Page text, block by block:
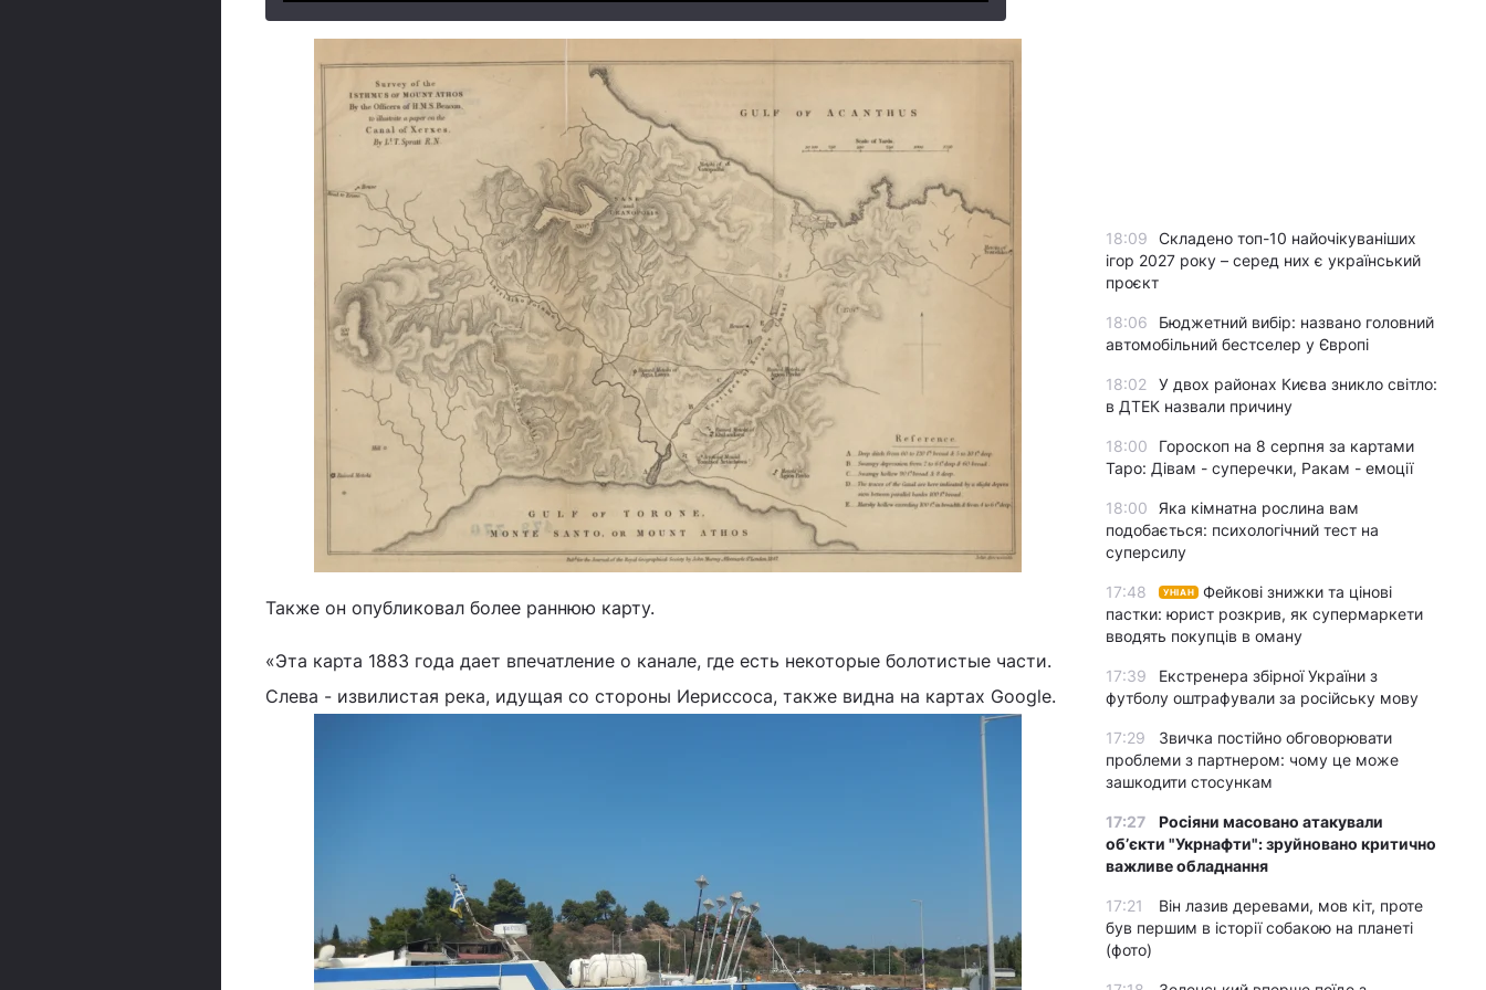
Также он опубликовал более раннюю карту.
«Эта карта 1883 года дает впечатление о канале, где есть некоторые болотистые части.
Слева - извилистая река, идущая со стороны Иериссоса, также видна на картах Google.
18:09
Складено топ-10 найочікуваніших
ігор 2027 року – серед них є український
проєкт
18:06
Бюджетний вибір: названо головний
автомобільний бестселер у Європі
18:02
У двох районах Києва зникло світло:
в ДТЕК назвали причину
18:00
Гороскоп на 8 серпня за картами
Таро: Дівам - суперечки, Ракам - емоції
18:00
Яка кімнатна рослина вам
подобається: психологічний тест на
суперсилу
17:48 УНІАН
Фейкові знижки та цінові
пастки: юрист розкрив, як супермаркети
вводять покупців в оману
17:39
Екстренера збірної України з
футболу оштрафували за російську мову
17:29
Звичка постійно обговорювати
проблеми з партнером: чому це може
зашкодити стосункам
17:27
Росіяни масовано атакували
обʼєкти "Укрнафти": зруйновано критично
важливе обладнання
17:21
Він лазив деревами, мов кіт, проте
був першим в історії собакою на планеті
(фото)